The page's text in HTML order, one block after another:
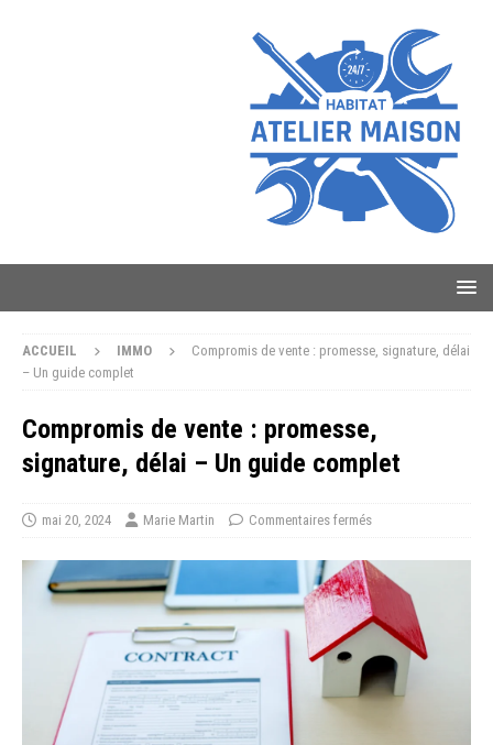
ACCUEIL IMMO
Compromis de vente : promesse, signature, délai
– Un guide complet
Compromis de vente : promesse,
signature, délai – Un guide complet
mai 20, 2024 Marie Martin Commentaires fermés